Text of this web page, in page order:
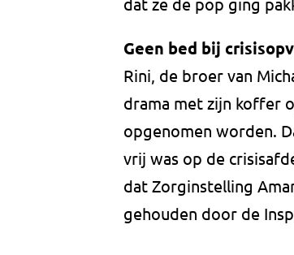
Geen bed bij
Rini, de broer van
drama met zijn koffer
opgenomen worden.
vrij was op de
dat Zorginstelling
gehouden door de